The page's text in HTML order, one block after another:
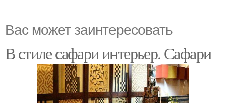
Вас может заинтересовать
В стиле сафари интерьер. Сафари